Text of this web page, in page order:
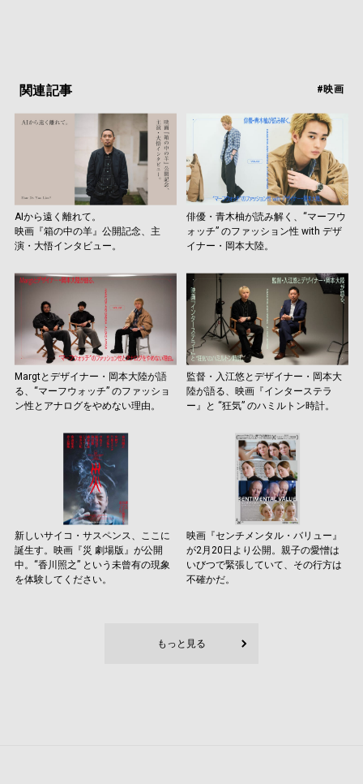
関連記事 #映画
AIから遠く離れて。
映画『箱の中の羊』公開記念、主
演・大悟インタビュー。
俳優・青木柚が読み解く、“マーフウ
ォッチ” のファッション性 with デザ
イナー・岡本大陸。
Margtとデザイナー・岡本大陸が語
る、“マーフウォッチ” のファッショ
ン性とアナログをやめない理由。
監督・入江悠とデザイナー・岡本大
陸が語る、映画『インターステラ
ー』と “狂気” のハミルトン時計。
新しいサイコ・サスペンス、ここに
誕生す。映画『災 劇場版』が公開
中。“香川照之” という未曾有の現象
を体験してください。
映画『センチメンタル・バリュー』
が2月20日より公開。親子の愛憎は
いびつで緊張していて、その行方は
不確かだ。
もっと見る